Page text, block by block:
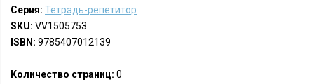
Серия: Тетрадь-репетитор
SKU: VV1505753
ISBN: 9785407012139
Количество страниц: 0